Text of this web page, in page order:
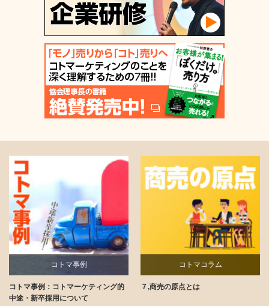
コトマ事例
講師ブログ
コトマ事例：コトマーケティング的
中途・新卒採用について
コトマコラム
７,商売の原点とは